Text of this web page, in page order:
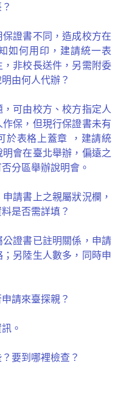
證書不同，造成校方在
如何用印，建請統一表
非校長送件，另需附委
由何人代辦？
可由校方、校方指定人
保，但現行保證書未有
於表格上蓋章 ，建請統
會在臺北舉辦，偏遠之
分區舉辦說明會。
請書上之親屬狀況欄，
是否需詳填？
證書已註明關係，申請
另陸生人數多，同時申
請來臺探親？
。
要到哪裡檢查？